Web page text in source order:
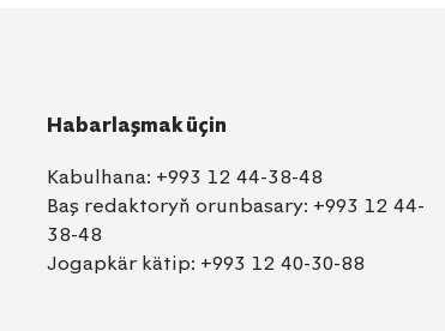
Habarlaşmak üçin
Kabulhana: +993 12 44-38-48
Baş redaktoryň orunbasary: +993 12 44-
38-48
Jogapkär kätip: +993 12 40-30-88